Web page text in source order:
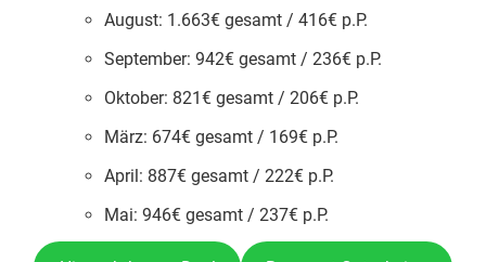
August: 1.663€ gesamt / 416€ p.P.
September: 942€ gesamt / 236€ p.P.
Oktober: 821€ gesamt / 206€ p.P.
März: 674€ gesamt / 169€ p.P.
April: 887€ gesamt / 222€ p.P.
Mai: 946€ gesamt / 237€ p.P.